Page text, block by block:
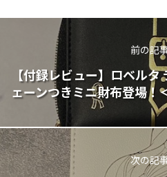
前の記
【付録レビュー】ロベル
ェーンつきミニ財布登場！
次の記